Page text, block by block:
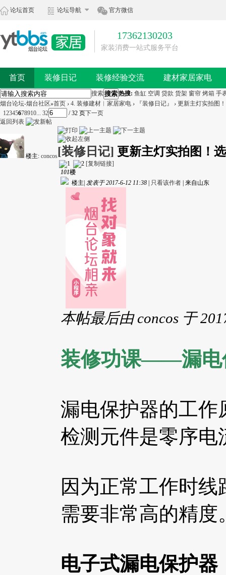
论坛首页 论坛导航 官方微信
17362130203
家装消费一站式服务平台
首页 装修日记 装修经验交流 建材家居家电
搜索搜索热搜: 鱼缸 空调 贷款 货架 窗帘 烤箱 手
烟台论坛-烟台社区»首页 › 4. 装修建材︱家居家电 › 『装修日记』 › 更新主灯实拍图
12345678910... 32 / 32 页下一页
返回列表
楼主: concos[装修日记] 更新主灯实拍图！
[复制链接]
101楼
楼主 发表于 2017-6-12 11:38 只看该作者 来自山东
本帖最后由 concos 于
装修功课——漏电
漏电保护器的工作
检测元件是零序电
因为正常工作时
需要非常高的精度
电子式漏电保护器